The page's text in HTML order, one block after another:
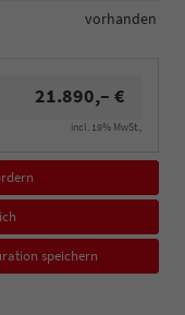
vorhanden
21.890,– €
incl. 19% MwSt.,
speichern